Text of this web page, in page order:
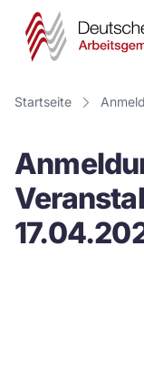
Startseite